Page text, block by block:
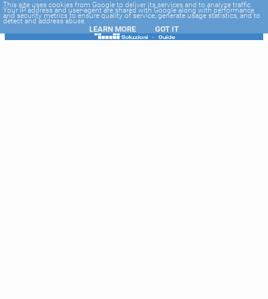
-->
This site uses cookies from Google to deliver its services and to analyze traffic.
Your IP address and user-agent are shared with Google along with performance
and security metrics to ensure quality of service, generate usage statistics, and to
detect and address abuse.
LEARN MORE GOT IT